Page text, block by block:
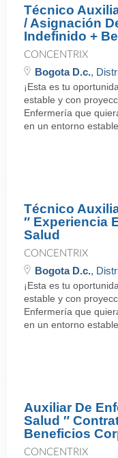
Técnico
/ Asignación
Indefinido +
CONCENTRIX
Bogota D.c.,
¡Esta es tu
estable y con
Enfermería que
en un entorno
Técnico
″ Experiencia
Salud
CONCENTRIX
Bogota D.c.,
¡Esta es tu
estable y con
Enfermería que
en un entorno
Auxiliar De
Salud ″
Beneficios
CONCENTRIX